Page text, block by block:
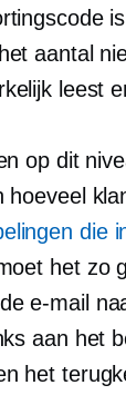
aantal
leest
op dit
hoeveel
die
het zo
e-mail
aan het
het